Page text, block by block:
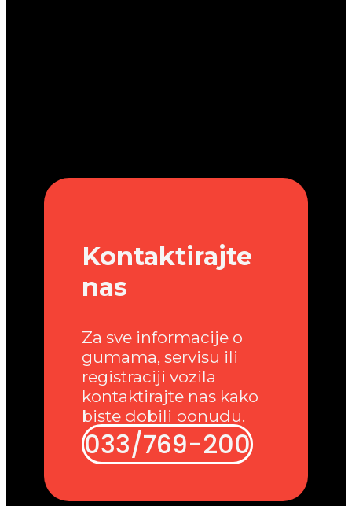
Kontaktirajte
nas
Za sve informacije o
gumama, servisu ili
registraciji vozila
kontaktirajte nas kako
biste dobili ponudu.
033/769-200